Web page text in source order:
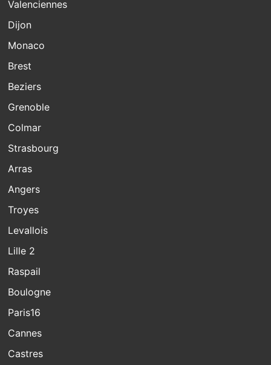
Valenciennes
Dijon
Monaco
Brest
Beziers
Grenoble
Colmar
Strasbourg
Arras
Angers
Troyes
Levallois
Lille 2
Raspail
Boulogne
Paris16
Cannes
Castres